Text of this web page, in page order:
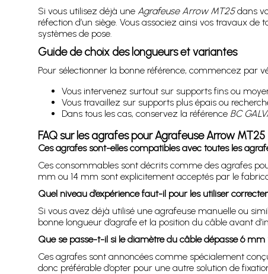
Si vous utilisez déjà une Agrafeuse Arrow MT25dans
réfection d’un siège. Vous associez ainsi vos travaux
systèmes de pose.
Guide de choix des longueurs et variantes
Pour sélectionner la bonne référence, commencez par
Vous intervenez surtout sur supports fins ou
Vous travaillez sur supports plus épais ou
Dans tous les cas, conservez la référence BC
FAQ sur les agrafes pour Agrafeuse Arrow MT25
Ces agrafes sont-elles compatibles avec toutes les
Ces consommables sont décrits comme des agrafes
mm ou 14 mm sont explicitement acceptés par le
Quel niveau d’expérience faut-il pour les utiliser
Si vous avez déjà utilisé une agrafeuse manuelle ou
bonne longueur d’agrafe et la position du câble avant
Que se passe-t-il si le diamètre du câble dépasse 6 mm
Ces agrafes sont annoncées comme spécialement
donc préférable d’opter pour une autre solution de